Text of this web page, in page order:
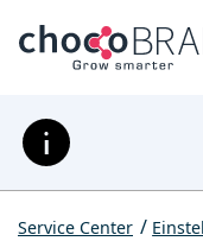
Service Center